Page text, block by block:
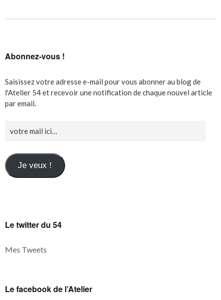
Abonnez-vous !
Saisissez votre adresse e-mail pour vous abonner au blog de
l'Atelier 54 et recevoir une notification de chaque nouvel article
par email.
Je veux !
Le twitter du 54
Mes Tweets
Le facebook de l’Atelier